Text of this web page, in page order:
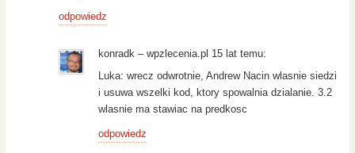
odpowiedz
konradk – wpzlecenia.pl 15 lat temu:
Luka: wrecz odwrotnie, Andrew Nacin wlasnie siedzi
i usuwa wszelki kod, ktory spowalnia dzialanie. 3.2
wlasnie ma stawiac na predkosc
odpowiedz